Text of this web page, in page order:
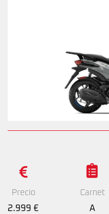
Precio
2.999 €
Carnet
A